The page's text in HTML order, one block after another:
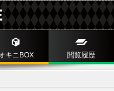
キニBOX 閲覧履歴